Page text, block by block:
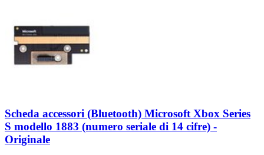
Scheda accessori (Bluetooth) Microsoft Xbox Series
S modello 1883 (numero seriale di 14 cifre) -
Originale